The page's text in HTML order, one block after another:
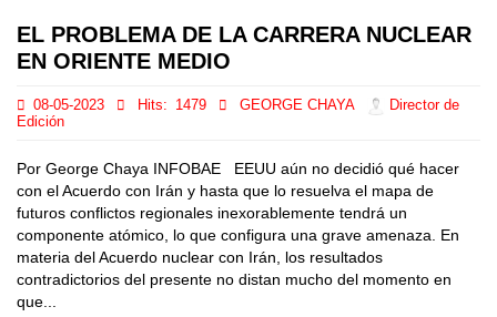
EL PROBLEMA DE LA CARRERA NUCLEAR
EN ORIENTE MEDIO
08-05-2023 Hits: 1479 GEORGE CHAYA
Director de
Edición
Por George Chaya INFOBAE EEUU aún no decidió qué hacer
con el Acuerdo con Irán y hasta que lo resuelva el mapa de
futuros conflictos regionales inexorablemente tendrá un
componente atómico, lo que configura una grave amenaza. En
materia del Acuerdo nuclear con Irán, los resultados
contradictorios del presente no distan mucho del momento en
que...